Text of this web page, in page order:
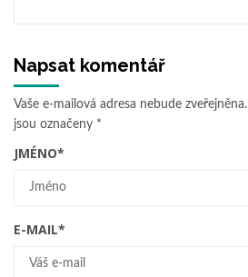
Napsat komentář
Vaše e-mailová adresa nebude zveřejněna.
jsou označeny *
JMÉNO*
E-MAIL*